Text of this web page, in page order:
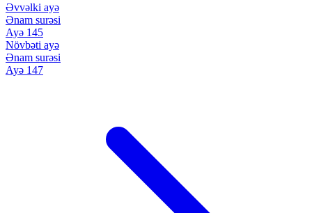
Əvvəlki ayə
Ənam surəsi
Ayə 145
Növbəti ayə
Ənam surəsi
Ayə 147